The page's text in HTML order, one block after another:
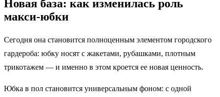
Новая база: как изменилась роль
макси-юбки
Сегодня она становится полноценным элементом городского
гардероба: юбку носят с жакетами, рубашками, плотным
трикотажем — и именно в этом кроется ее новая ценность.
Юбка в пол становится универсальным фоном: с одной